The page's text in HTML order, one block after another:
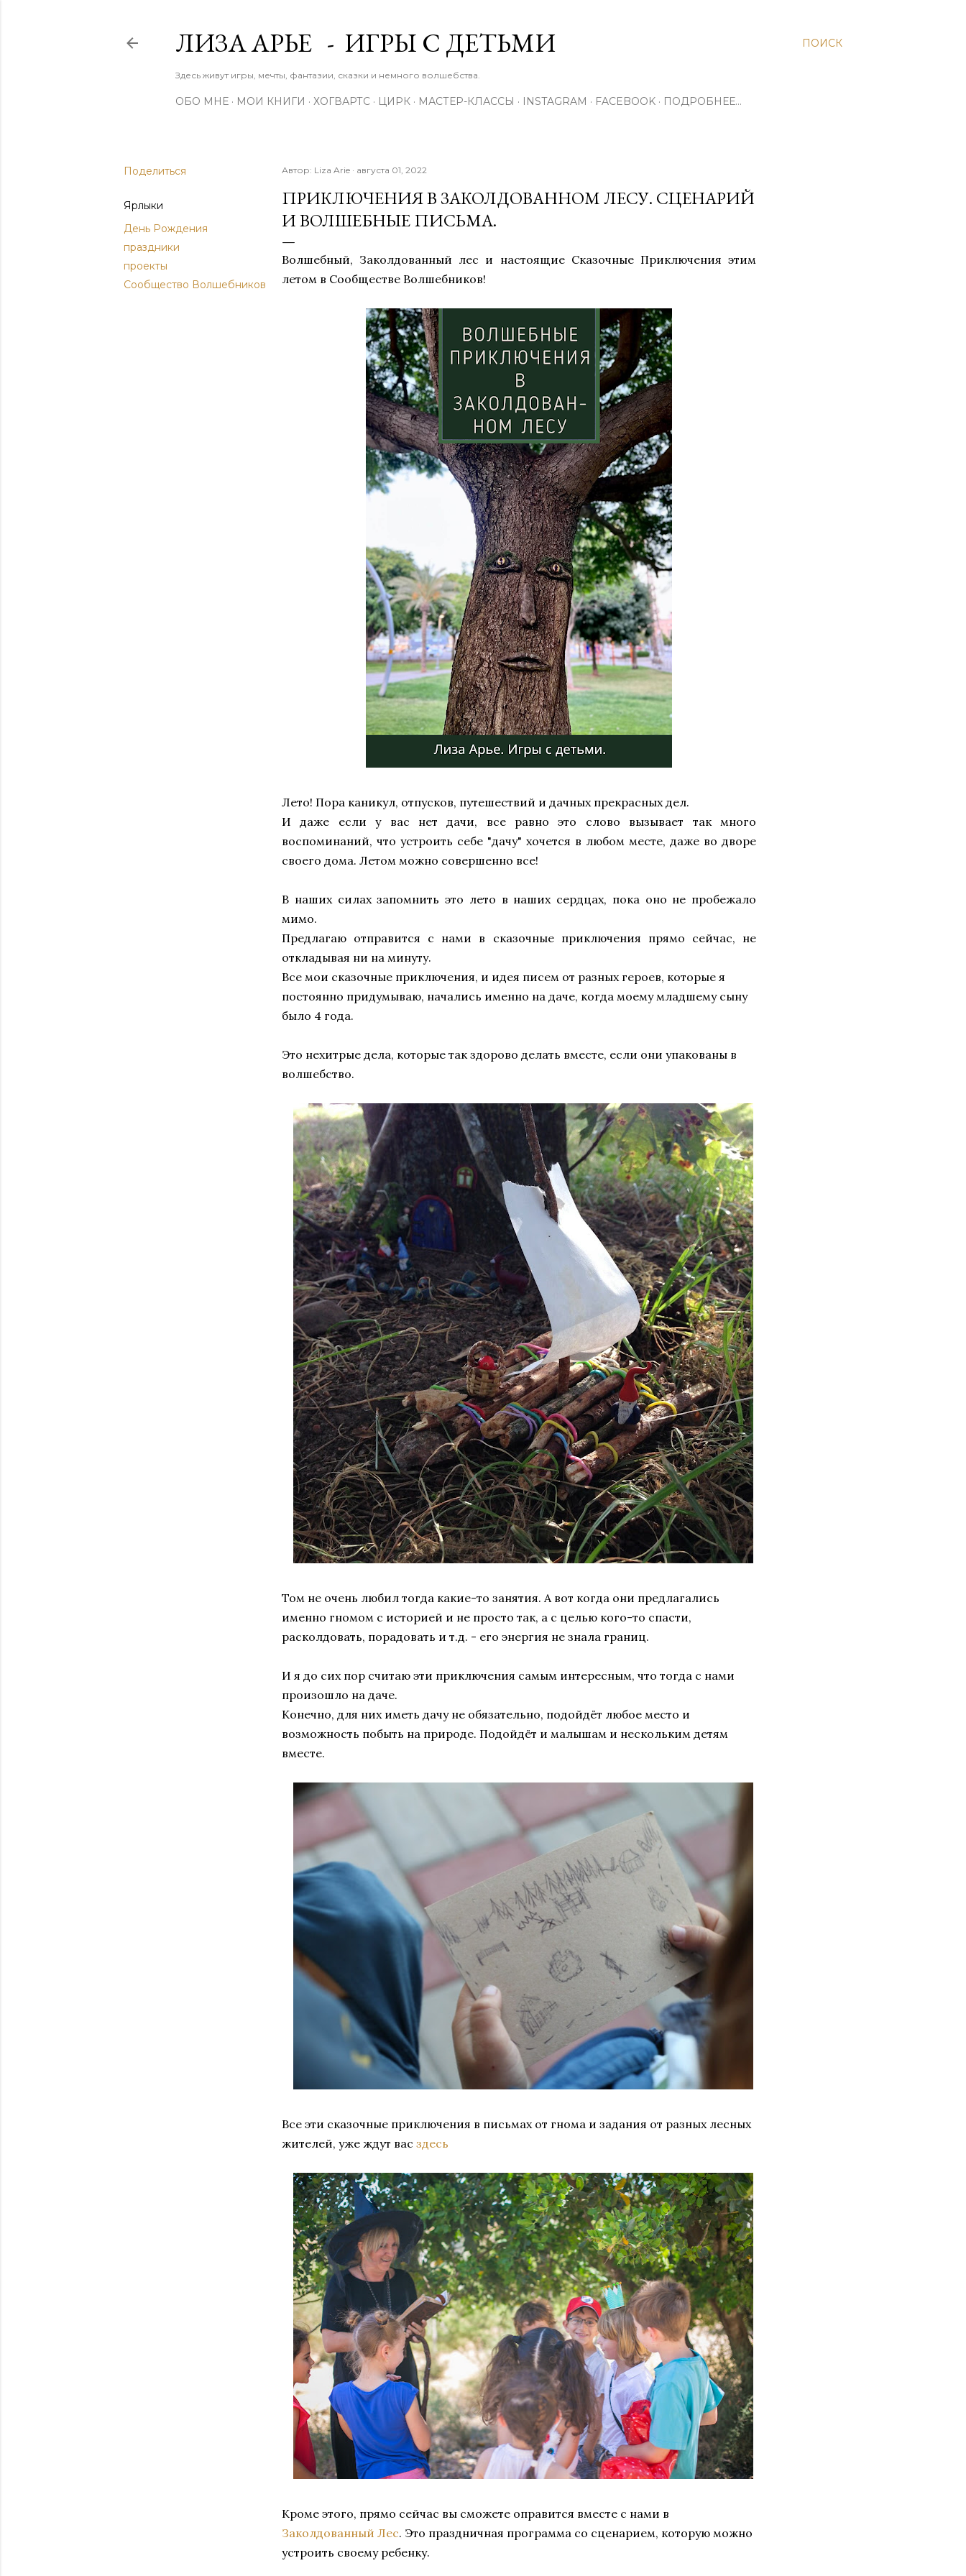
ПОИСК
ЛИЗА АРЬЕ - ИГРЫ С ДЕТЬМИ
Здесь живут игры, мечты, фантазии, сказки и немного волшебства.
ОБО МНЕ МОИ КНИГИ ХОГВАРТС ЦИРК МАСТЕР-КЛАССЫ INSTAGRAM FACEBOOK ПОДРОБНЕЕ…
Поделиться
Ярлыки
День Рождения
праздники
проекты
Сообщество Волшебников
Автор: Liza Arie августа 01, 2022
ПРИКЛЮЧЕНИЯ В ЗАКОЛДОВАННОМ ЛЕСУ. СЦЕНАРИЙ
И ВОЛШЕБНЫЕ ПИСЬМА.
Волшебный, Заколдованный лес и настоящие Сказочные Приключения этим
летом в Сообществе Волшебников!
Лето! Пора каникул, отпусков, путешествий и дачных прекрасных дел.
И даже если у вас нет дачи, все равно это слово вызывает так много
воспоминаний, что устроить себе "дачу" хочется в любом месте, даже во дворе
своего дома. Летом можно совершенно все!
В наших силах запомнить это лето в наших сердцах, пока оно не пробежало
мимо.
Предлагаю отправится с нами в сказочные приключения прямо сейчас, не
откладывая ни на минуту.
Все мои сказочные приключения, и идея писем от разных героев, которые я
постоянно придумываю, начались именно на даче, когда моему младшему сыну
было 4 года.
Это нехитрые дела, которые так здорово делать вместе, если они упакованы в
волшебство.
Том не очень любил тогда какие-то занятия. А вот когда они предлагались
именно гномом с историей и не просто так, а с целью кого-то спасти,
расколдовать, порадовать и т.д. - его энергия не знала границ.
И я до сих пор считаю эти приключения самым интересным, что тогда с нами
произошло на даче.
Конечно, для них иметь дачу не обязательно, подойдёт любое место и
возможность побыть на природе. Подойдёт и малышам и нескольким детям
вместе.
Все эти сказочные приключения в письмах от гнома и задания от разных лесных
жителей, уже ждут вас здесь
Кроме этого, прямо сейчас вы сможете оправится вместе с нами в
Заколдованный Лес. Это праздничная программа со сценарием, которую можно
устроить своему ребенку.